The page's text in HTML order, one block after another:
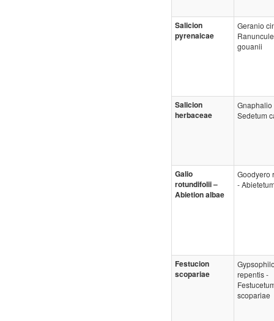
Salicion
pyrenaicae
Geranio
gouanii
Salicion
herbaceae
Sedetum
Galio
rotundifolii –
Abietion albae
Goodyero
-
Festucion
scopariae
repentis -
scopariae